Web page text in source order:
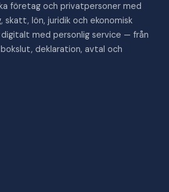
företag och privatpersoner med
skatt, lön, juridik och ekonomisk
med personlig service — från
deklaration, avtal och